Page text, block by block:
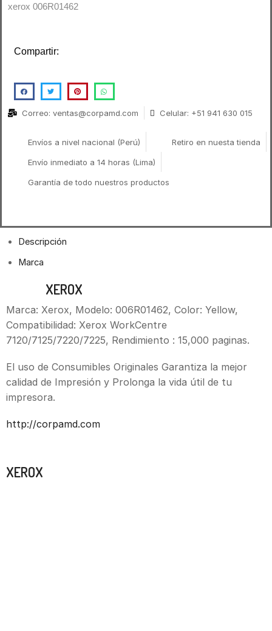
xerox 006R01462
Compartir:
Correo: ventas@corpamd.com Celular: +51 941 630 015
Envíos a nivel nacional (Perú) Retiro en nuesta tienda
Envío inmediato a 14 horas (Lima)
Garantía de todo nuestros productos
Descripción
Marca
XEROX
Marca: Xerox, Modelo: 006R01462, Color: Yellow,
Compatibilidad: Xerox WorkCentre
7120/7125/7220/7225, Rendimiento : 15,000 paginas.
El uso de Consumibles Originales Garantiza la mejor
calidad de Impresión y Prolonga la vida útil de tu
impresora.
http://corpamd.com
XEROX